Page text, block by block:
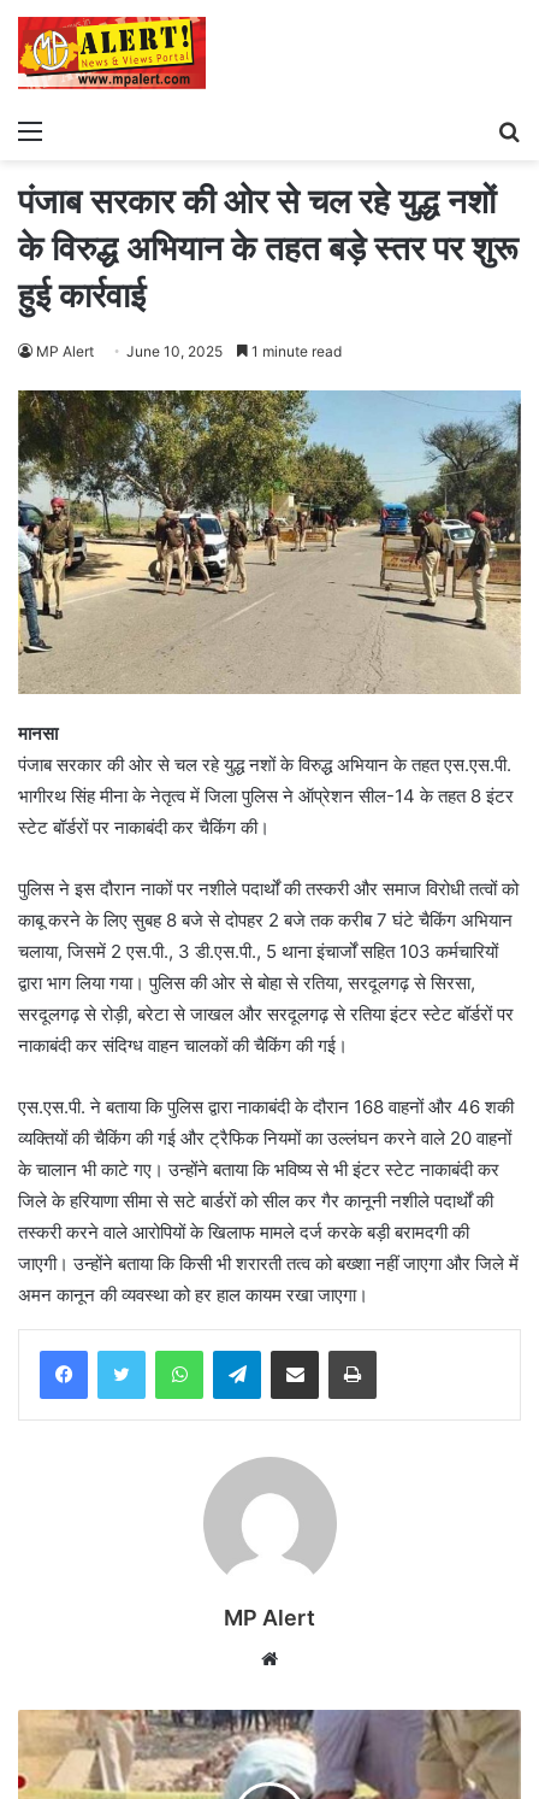
Menu
पंजाब सरकार की ओर से चल रहे युद्ध नशों
के विरुद्ध अभियान के तहत बड़े स्तर पर शुरू
हुई कार्रवाई
MP Alert June 10, 2025 1 minute read
मानसा
पंजाब सरकार की ओर से चल रहे युद्ध नशों के विरुद्ध अभियान के तहत एस.एस.पी.
भागीरथ सिंह मीना के नेतृत्व में जिला पुलिस ने ऑप्रेशन सील-14 के तहत 8 इंटर
स्टेट बॉर्डरों पर नाकाबंदी कर चैकिंग की।
पुलिस ने इस दौरान नाकों पर नशीले पदार्थों की तस्करी और समाज विरोधी तत्वों को
काबू करने के लिए सुबह 8 बजे से दोपहर 2 बजे तक करीब 7 घंटे चैकिंग अभियान
चलाया, जिसमें 2 एस.पी., 3 डी.एस.पी., 5 थाना इंचार्जों सहित 103 कर्मचारियों
द्वारा भाग लिया गया। पुलिस की ओर से बोहा से रतिया, सरदूलगढ़ से सिरसा,
सरदूलगढ़ से रोड़ी, बरेटा से जाखल और सरदूलगढ़ से रतिया इंटर स्टेट बॉर्डरों पर
नाकाबंदी कर संदिग्ध वाहन चालकों की चैकिंग की गई।
एस.एस.पी. ने बताया कि पुलिस द्वारा नाकाबंदी के दौरान 168 वाहनों और 46 शकी
व्यक्तियों की चैकिंग की गई और ट्रैफिक नियमों का उल्लंघन करने वाले 20 वाहनों
के चालान भी काटे गए। उन्होंने बताया कि भविष्य से भी इंटर स्टेट नाकाबंदी कर
जिले के हरियाणा सीमा से सटे बार्डरों को सील कर गैर कानूनी नशीले पदार्थों की
तस्करी करने वाले आरोपियों के खिलाफ मामले दर्ज करके बड़ी बरामदगी की
जाएगी। उन्होंने बताया कि किसी भी शरारती तत्व को बख्शा नहीं जाएगा और जिले में
अमन कानून की व्यवस्था को हर हाल कायम रखा जाएगा।
WhatsAppTelegramShare via Email Print
MP Alert
Website